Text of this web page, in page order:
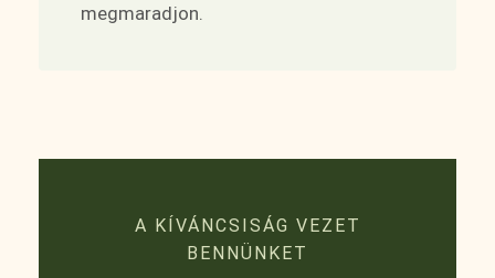
megmaradjon.
A KÍVÁNCSISÁG VEZET
BENNÜNKET